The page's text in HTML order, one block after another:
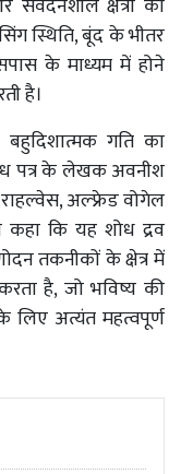
स्थिति, बूंद के भीतर
के माध्यम में होने
है।
गति का
पत्र के लेखक अवनीश
राहल्वेस, अल्फ्रेड वोगेल
कि यह शोध द्रव
तकनीकों के क्षेत्र में
है, जो भविष्य की
लिए अत्यंत महत्वपूर्ण